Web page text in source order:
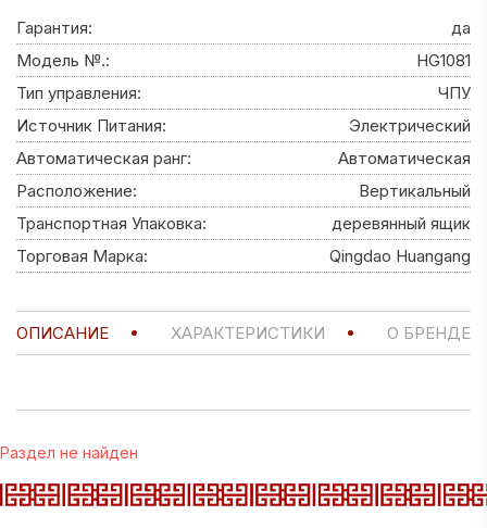
Гарантия:
да
Модель №.:
HG1081
Тип управления:
ЧПУ
Источник Питания:
Электрический
Автоматическая ранг:
Автоматическая
Расположение:
Вертикальный
Транспортная Упаковка:
деревянный ящик
Торговая Марка:
Qingdao Huangang
ОПИСАНИЕ ХАРАКТЕРИСТИКИ О БРЕНДЕ
Раздел не найден